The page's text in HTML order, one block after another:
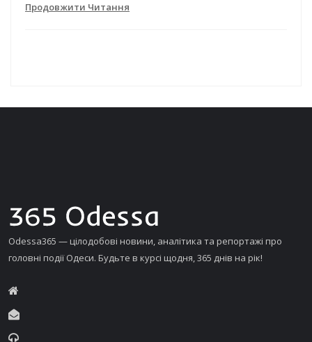
Продовжити Читання
Odessa365 — цілодобові новини, аналітика та репортажі про
головні події Одеси. Будьте в курсі щодня, 365 днів на рік!